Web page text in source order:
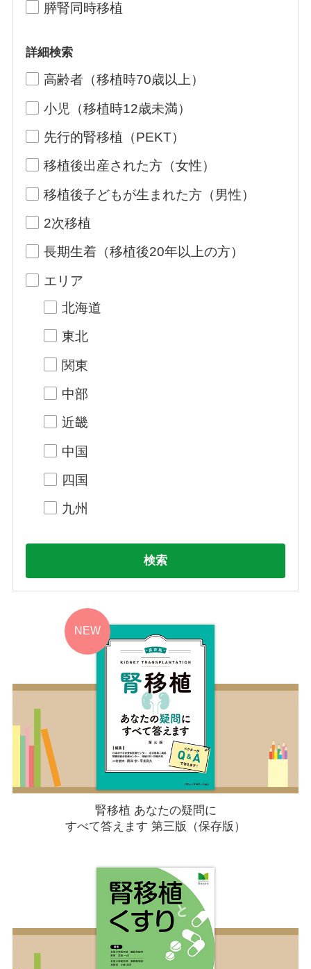
膵腎同時移植
詳細検索
高齢者（移植時70歳以上）
小児（移植時12歳未満）
先行的腎移植（PEKT）
移植後出産された方（女性）
移植後子どもが生まれた方（男性）
2次移植
長期生着（移植後20年以上の方）
エリア
北海道
東北
関東
中部
近畿
中国
四国
九州
検索
腎移植 あなたの疑問に
すべて答えます 第三版（保存版）